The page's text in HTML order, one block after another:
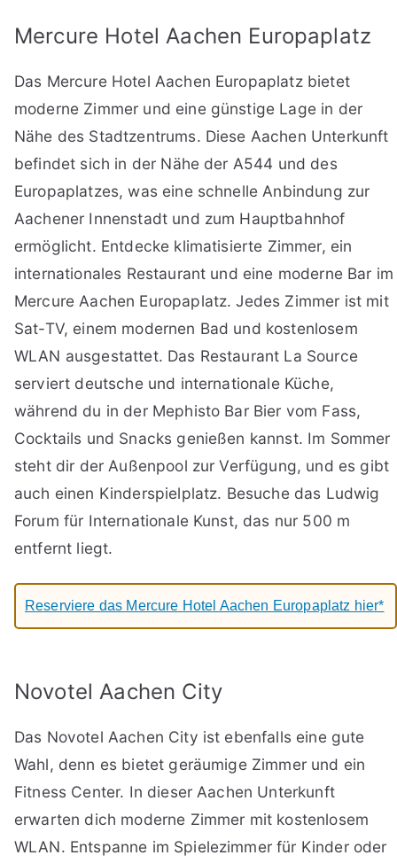
Mercure Hotel Aachen Europaplatz
Das Mercure Hotel Aachen Europaplatz bietet
moderne Zimmer und eine günstige Lage in der
Nähe des Stadtzentrums. Diese Aachen Unterkunft
befindet sich in der Nähe der A544 und des
Europaplatzes, was eine schnelle Anbindung zur
Aachener Innenstadt und zum Hauptbahnhof
ermöglicht. Entdecke klimatisierte Zimmer, ein
internationales Restaurant und eine moderne Bar im
Mercure Aachen Europaplatz. Jedes Zimmer ist mit
Sat-TV, einem modernen Bad und kostenlosem
WLAN ausgestattet. Das Restaurant La Source
serviert deutsche und internationale Küche,
während du in der Mephisto Bar Bier vom Fass,
Cocktails und Snacks genießen kannst. Im Sommer
steht dir der Außenpool zur Verfügung, und es gibt
auch einen Kinderspielplatz. Besuche das Ludwig
Forum für Internationale Kunst, das nur 500 m
entfernt liegt.
Reserviere das Mercure Hotel Aachen Europaplatz hier*
Novotel Aachen City
Das Novotel Aachen City ist ebenfalls eine gute
Wahl, denn es bietet geräumige Zimmer und ein
Fitness Center. In dieser Aachen Unterkunft
erwarten dich moderne Zimmer mit kostenlosem
WLAN. Entspanne im Spielezimmer für Kinder oder